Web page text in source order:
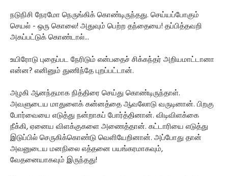
நடுநிசி நேரமோ நெருங்கிக் கொண்டிருந்தது. செய்யப்போகும்
செயல் - ஒரு கொலை! அதுவும் பெற்ற தந்தையை! தப்பித்தவறி
அகப்பட்டுக் கொண்டால்...
உயிரோடு புதைப்பட நேரிடும் என்பதைச் சிக்கந்தர் அறியமாட்டானா
என்ன? எனினும் துணிந்தே புறப்பட்டான்.
அழகி ஆனந்தமாக நித்திரை செய்து கொண்டிருந்தாள்.
அவளுடைய மாதுளைக் கன்னத்தை ஆவலோடு வருடினான். பிறகு
போர்வையை எடுத்து நன்றாகப் போர்த்தினான். விடிவிளக்கை
நீக்கி, ஏனைய விளக்குகளை அணைத்தான். கட்டாரியை எடுத்து
இடுப்பில் செருகிக்கொண்டு வெளியேறினான். அப்போது தான்
அவனுடைய மனநிலை எத்தனை பயங்கரமாகவும்,
வேதனையாகவும் இருந்தது!